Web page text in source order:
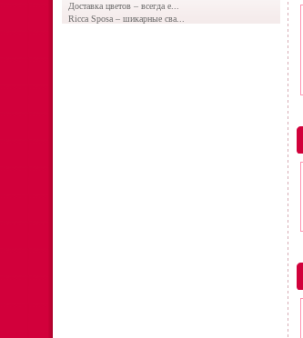
Доставка цветов – всегда е...
Ricca Sposa – шикарные сва...